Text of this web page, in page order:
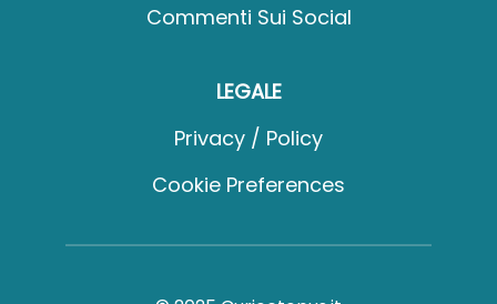
Commenti Sui Social
LEGALE
Privacy / Policy
Cookie Preferences